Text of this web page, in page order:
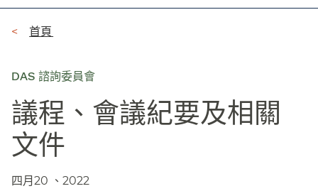
導
列​​
首頁​​
DAS 諮詢委員會
議程、會議紀要及相關
文件​​
四月20 、2022​​